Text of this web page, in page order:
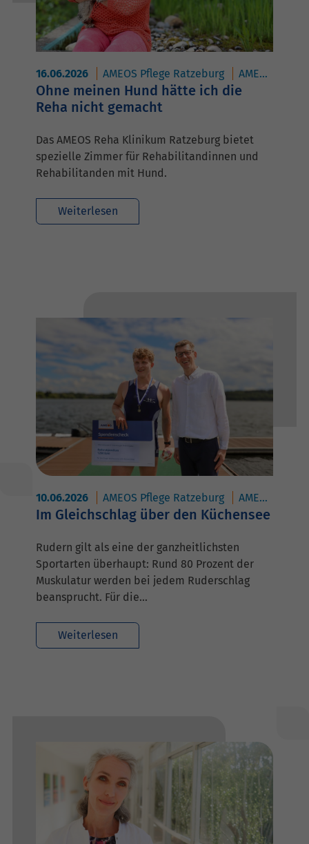
16.06.2026 AMEOS Pflege Ratzeburg AMEOS Reha Klinikum Ratzeburg
Ohne meinen Hund hätte ich die
Reha nicht gemacht
Das AMEOS Reha Klinikum Ratzeburg bietet
spezielle Zimmer für Rehabilitandinnen und
Rehabilitanden mit Hund.
Weiterlesen
10.06.2026 AMEOS Pflege Ratzeburg AMEOS Reha Klinikum Ratzeburg
Im Gleichschlag über den Küchensee
Rudern gilt als eine der ganzheitlichsten
Sportarten überhaupt: Rund 80 Prozent der
Muskulatur werden bei jedem Ruderschlag
beansprucht. Für die…
Weiterlesen